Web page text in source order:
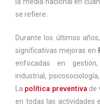
se refiere.
Durante los últimos años,
significativas mejoras en
enfocadas en
industrial,
La política preventiva de
en todas las actividades